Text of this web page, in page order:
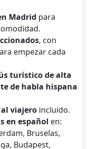
Madrid para
, con
empezar cada
turístico de alta
de habla hispana
viajeroincluido.
en español en:
Bruselas,
Budapest,